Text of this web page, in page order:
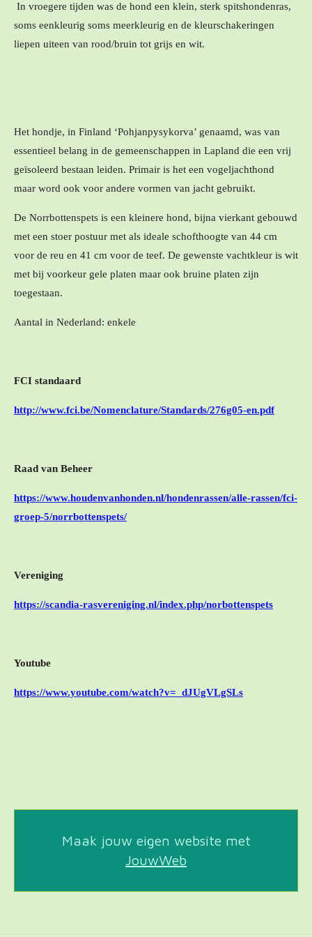
In vroegere tijden was de hond een klein, sterk spitshondenras,
soms eenkleurig soms meerkleurig en de kleurschakeringen
liepen uiteen van rood/bruin tot grijs en wit.
Het hondje, in Finland ‘Pohjanpysykorva’ genaamd, was van
essentieel belang in de gemeenschappen in Lapland die een vrij
geïsoleerd bestaan leiden. Primair is het een vogeljachthond
maar word ook voor andere vormen van jacht gebruikt.
De Norrbottenspets is een kleinere hond, bijna vierkant gebouwd
met een stoer postuur met als ideale schofthoogte van 44 cm
voor de reu en 41 cm voor de teef. De gewenste vachtkleur is wit
met bij voorkeur gele platen maar ook bruine platen zijn
toegestaan.
Aantal in Nederland: enkele
FCI standaard
http://www.fci.be/Nomenclature/Standards/276g05-en.pdf
Raad van Beheer
https://www.houdenvanhonden.nl/hondenrassen/alle-rassen/fci-
groep-5/norrbottenspets/
Vereniging
https://scandia-rasvereniging.nl/index.php/norbottenspets
Youtube
https://www.youtube.com/watch?v=_dJUgVLgSLs
Maak jouw eigen website met
JouwWeb